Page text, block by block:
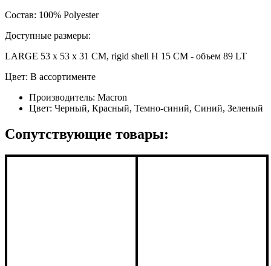
Состав: 100% Polyester
Доступные размеры:
LARGE 53 x 53 x 31 CM, rigid shell H 15 CM - объем 89 LT
Цвет: В ассортименте
Производитель: Macron
Цвет: Черный, Красный, Темно-синий, Синий, Зеленый
Сопутствующие товары: